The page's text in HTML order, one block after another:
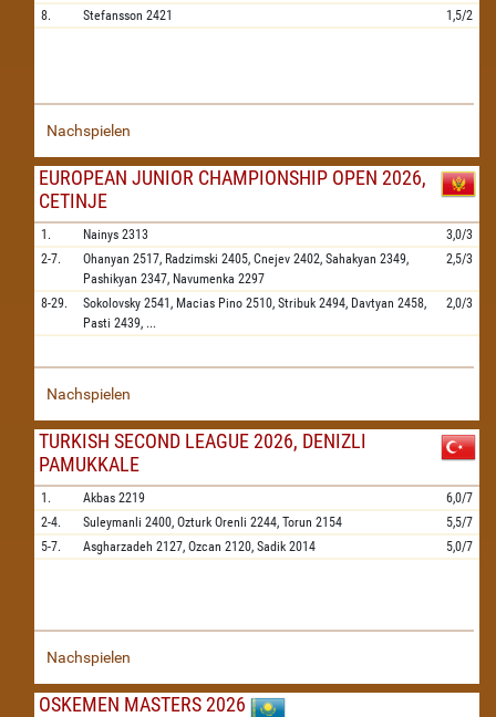
8. Stefansson 2421 1,5/2
Nachspielen
EUROPEAN JUNIOR CHAMPIONSHIP OPEN 2026,
CETINJE
1. Nainys 2313
3,0/3
2-7.
Ohanyan 2517, Radzimski 2405, Cnejev 2402, Sahakyan 2349,
Pashikyan 2347, Navumenka 2297
2,5/3
8-29. Sokolovsky 2541, Macias Pino 2510, Stribuk 2494, Davtyan 2458,
Pasti 2439, ...
2,0/3
Nachspielen
TURKISH SECOND LEAGUE 2026, DENIZLI
PAMUKKALE
1. Akbas 2219
6,0/7
2-4.
Suleymanli 2400, Ozturk Orenli 2244, Torun 2154
5,5/7
5-7.
Asgharzadeh 2127, Ozcan 2120, Sadik 2014 5,0/7
Nachspielen
OSKEMEN MASTERS 2026